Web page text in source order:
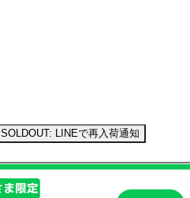
SOLDOUT: LINEで再入荷通知